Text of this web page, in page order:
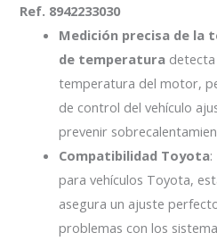
Ref. 8942233030
Medición precisa de la
de temperatura detecta
temperatura del motor,
de control del vehículo
prevenir
Compatibilidad Toyota
para vehículos Toyota,
asegura un ajuste
problemas con los